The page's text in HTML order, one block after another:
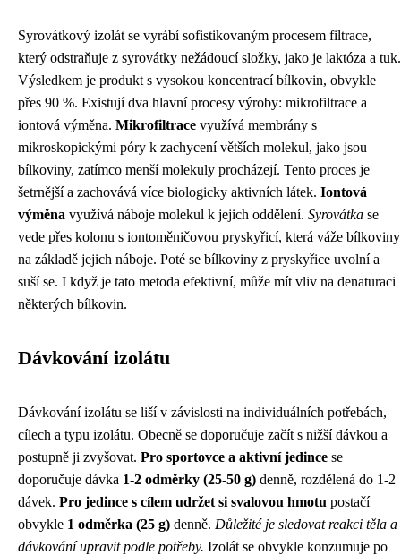
Syrovátkový izolát se vyrábí sofistikovaným procesem filtrace,
který odstraňuje z syrovátky nežádoucí složky, jako je laktóza a tuk.
Výsledkem je produkt s vysokou koncentrací bílkovin, obvykle
přes 90 %. Existují dva hlavní procesy výroby: mikrofiltrace a
iontová výměna. Mikrofiltrace využívá membrány s
mikroskopickými póry k zachycení větších molekul, jako jsou
bílkoviny, zatímco menší molekuly procházejí. Tento proces je
šetrnější a zachovává více biologicky aktivních látek. Iontová
výměna využívá náboje molekul k jejich oddělení. Syrovátka se
vede přes kolonu s iontoměničovou pryskyřicí, která váže bílkoviny
na základě jejich náboje. Poté se bílkoviny z pryskyřice uvolní a
suší se. I když je tato metoda efektivní, může mít vliv na denaturaci
některých bílkovin.
Dávkování izolátu
Dávkování izolátu se liší v závislosti na individuálních potřebách,
cílech a typu izolátu. Obecně se doporučuje začít s nižší dávkou a
postupně ji zvyšovat. Pro sportovce a aktivní jedince se
doporučuje dávka 1-2 odměrky (25-50 g) denně, rozdělená do 1-2
dávek. Pro jedince s cílem udržet si svalovou hmotu postačí
obvykle 1 odměrka (25 g) denně. Důležité je sledovat reakci těla a
dávkování upravit podle potřeby. Izolát se obvykle konzumuje po